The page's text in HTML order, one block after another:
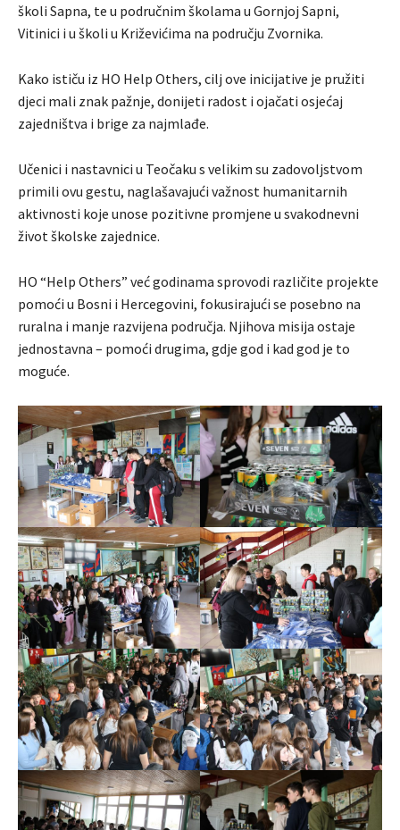
školi Sapna, te u područnim školama u Gornjoj Sapni,
Vitinici i u školi u Križevićima na području Zvornika.
Kako ističu iz HO Help Others, cilj ove inicijative je pružiti
djeci mali znak pažnje, donijeti radost i ojačati osjećaj
zajedništva i brige za najmlađe.
Učenici i nastavnici u Teočaku s velikim su zadovoljstvom
primili ovu gestu, naglašavajući važnost humanitarnih
aktivnosti koje unose pozitivne promjene u svakodnevni
život školske zajednice.
HO “Help Others” već godinama sprovodi različite projekte
pomoći u Bosni i Hercegovini, fokusirajući se posebno na
ruralna i manje razvijena područja. Njihova misija ostaje
jednostavna – pomoći drugima, gdje god i kad god je to
moguće.